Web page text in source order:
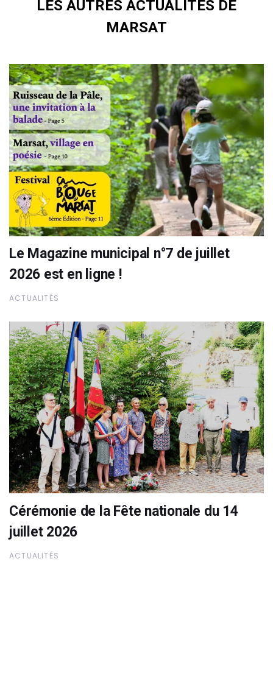
LES AUTRES ACTUALITÉS DE
MARSAT
Le Magazine municipal n°7 de juillet
2026 est en ligne !
ACTUALITÉS
Cérémonie de la Fête nationale du 14
juillet 2026
ACTUALITÉS